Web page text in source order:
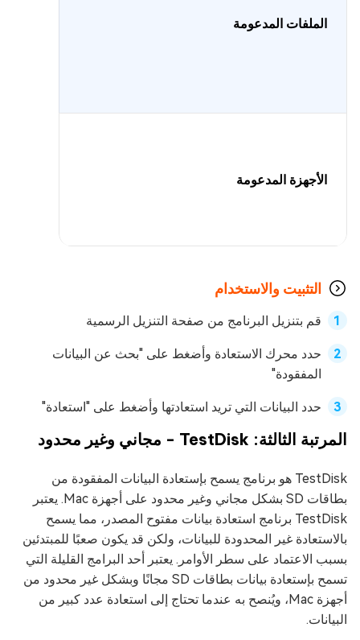
الملفات المدعومة
الأجهزة المدعومة
التثبيت والاستخدام
قم بتنزيل البرنامج من صفحة التنزيل الرسمية
حدد محرك الاستعادة وأضغط على "بحث عن البيانات
المفقودة"
حدد البيانات التي تريد استعادتها وأضغط على "استعادة"
المرتبة الثالثة: TestDisk - مجاني وغير محدود
TestDisk هو برنامج يسمح بإستعادة البيانات المفقودة من
بطاقات SD بشكل مجاني وغير محدود على أجهزة Mac. يعتبر
TestDisk برنامج استعادة بيانات مفتوح المصدر، مما يسمح
بالاستعادة غير المحدودة للبيانات، ولكن قد يكون صعبًا للمبتدئين
بسبب الاعتماد على سطر الأوامر. يعتبر أحد البرامج القليلة التي
تسمح بإستعادة بيانات بطاقات SD مجانًا وبشكل غير محدود من
أجهزة Mac، ويُنصح به عندما تحتاج إلى استعادة عدد كبير من
البيانات.